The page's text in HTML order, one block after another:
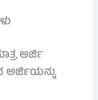
ಅರ್ಜಿ
ಅರ್ಜಿಯನ್ನು